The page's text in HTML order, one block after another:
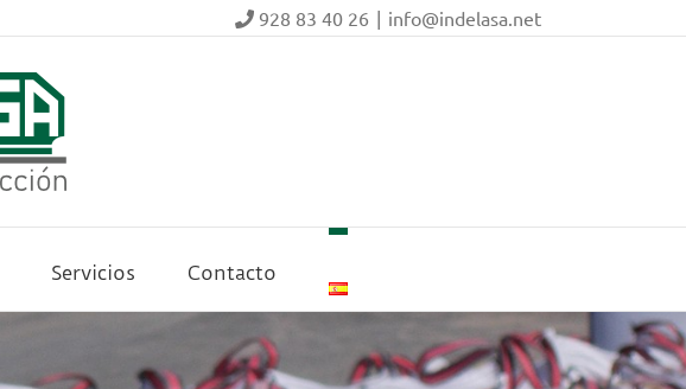
928 83 40 26 | info@indelasa.net
Servicios Contacto